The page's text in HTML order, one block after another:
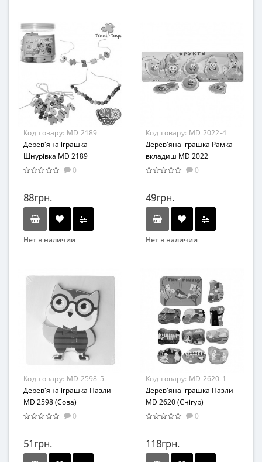
Вид
Развивающая игрушка
Возраст
Материал
Комбинированный
Материал
Дерево
Код товару: MD 2189
Дерев'яна іграшка-
Шнурівка MD 2189
0
88грн.
Нет в наличии
Развивающая игрушка
Возраст
От 3-х лет
Материал
Код товару: MD 2022-4
Дерев'яна іграшка Рамка-
вкладиш MD 2022
(Фрукти)
0
49грн.
Нет в наличии
Развивающая игрушка
Возраст
от 3 лет
Материал
Дерево
Код товару: MD 2598-5
Дерев'яна іграшка Пазли
MD 2598 (Сова)
0
51грн.
Код товару: MD 2620-1
Дерев'яна іграшка Пазли
MD 2620 (Снігур)
0
118грн.